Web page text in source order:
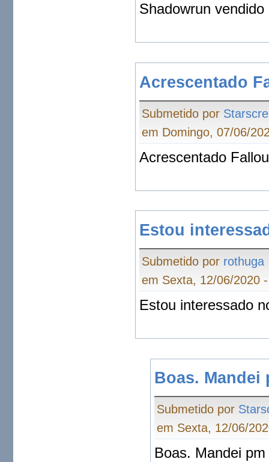
Shadowrun vendido
Acrescentado
Submetido por
em Domingo, 07/06/
Acrescentado
Estou
Submetido por rothuga
em Sexta, 12/06/2020
Estou interessado
Boas. Mandei
Submetido por
em Sexta, 12/06/
Boas. Mandei pm